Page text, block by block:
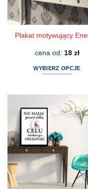
stronie
produktu
Plakat motywujący
cena od: 18 zł
WYBIERZ OPCJE
wiele
wariantów.
Opcje
można
wybrać
na
stronie
produktu